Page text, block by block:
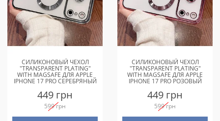
СИЛИКОНОВЫЙ ЧЕХОЛ
"TRANSPARENT PLATING"
WITH MAGSAFE ДЛЯ APPLE
IPHONE 17 PRO СЕРЕБРЯНЫЙ
449 грн
599 грн
СИЛИКОНОВЫЙ ЧЕХОЛ
"TRANSPARENT PLATING"
WITH MAGSAFE ДЛЯ APPLE
IPHONE 17 PRO РОЗОВЫЙ
449 грн
599 грн